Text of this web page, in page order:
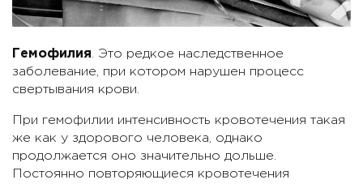
Гемофилия . Это редкое наследственное
заболевание, при котором нарушен процесс
свертывания крови.
При гемофилии интенсивность кровотечения такая
же как у здорового человека, однако
продолжается оно значительно дольше.
Постоянно повторяющиеся кровотечения